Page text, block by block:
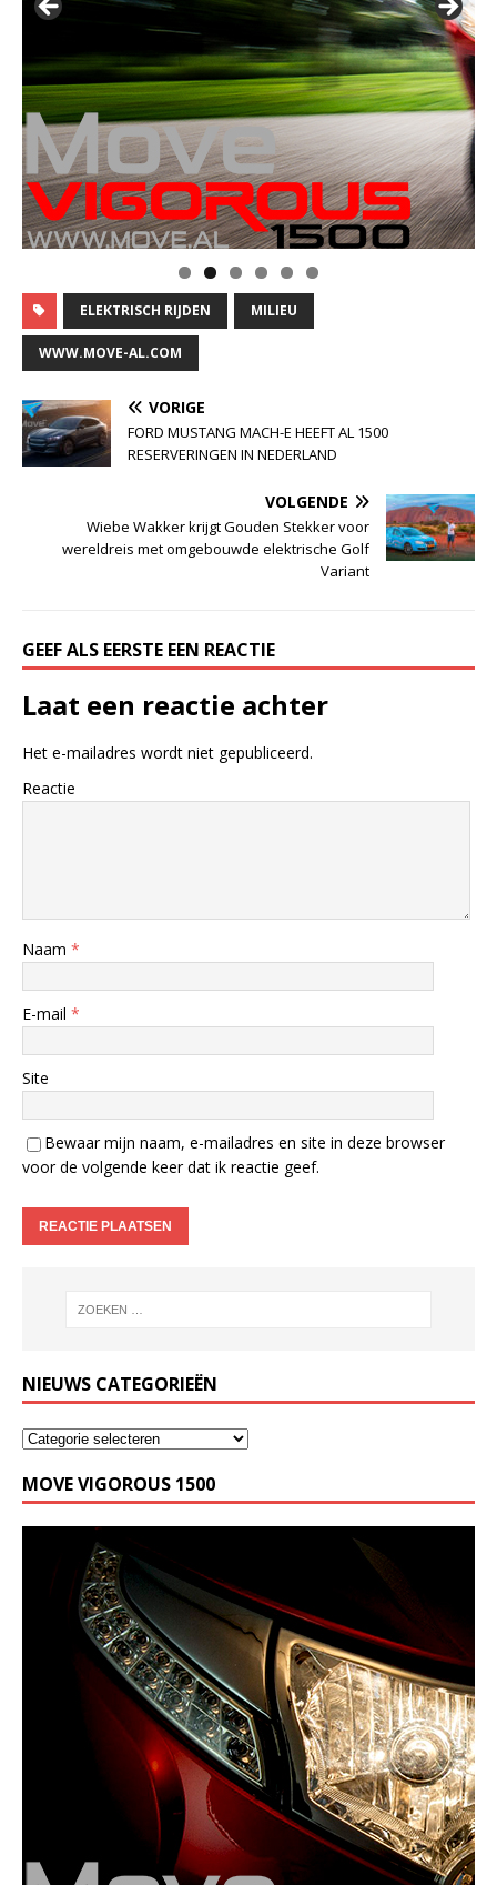
ELEKTRISCH RIJDEN MILIEU
WWW.MOVE-AL.COM
VORIGE
FORD MUSTANG MACH-E HEEFT AL 1500
RESERVERINGEN IN NEDERLAND
VOLGENDE
Wiebe Wakker krijgt Gouden Stekker voor
wereldreis met omgebouwde elektrische Golf
Variant
GEEF ALS EERSTE EEN REACTIE
Laat een reactie achter
Het e-mailadres wordt niet gepubliceerd.
Reactie
Naam *
E-mail *
Site
Bewaar mijn naam, e-mailadres en site in deze browser
voor de volgende keer dat ik reactie geef.
NIEUWS CATEGORIEËN
MOVE VIGOROUS 1500